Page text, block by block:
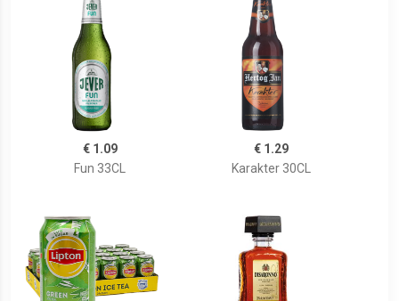
€ 1.09
Fun 33CL
€ 1.29
Karakter 30CL